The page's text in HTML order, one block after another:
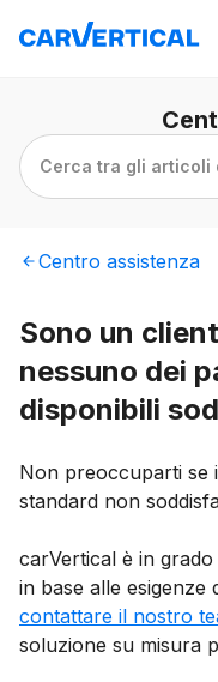
Cerca tra gli articoli
Centro assistenza
Sono un
nessuno dei
disponibili
Non preoccuparti se
standard non
carVertical è in
in base alle esigenze
contattare il nostro
soluzione su misura